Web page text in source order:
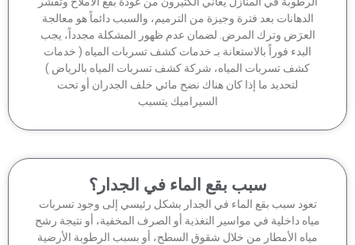
الدهانات بعد فترة وجيزة من الترميم، والسبب دائماً هو معالجة
العرَض وترك المرض. لضمان عدم ظهور المشكلة مجدداً، يجب
البدء فوراً بالاستعانة بـ خدمات كشف تسربات المياه ( خدمات
كشف تسربات المياه، شركة كشف تسربات المياه بالرياض )
لتحديد ما إذا كان هناك نضح مائي خلف الجدران أو تحت
السيراميك يتسبب
سبب بقع الماء في الجدار؟
سبب بقع الماء في الجدار بشكل رئيسي إلى وجود تسربات
داخلية في مواسير التغذية أو الصرف المخفية، أو نتيجة رشح
الأمطار من خلال شقوق السطح، أو بسبب الرطوبة الأرضية